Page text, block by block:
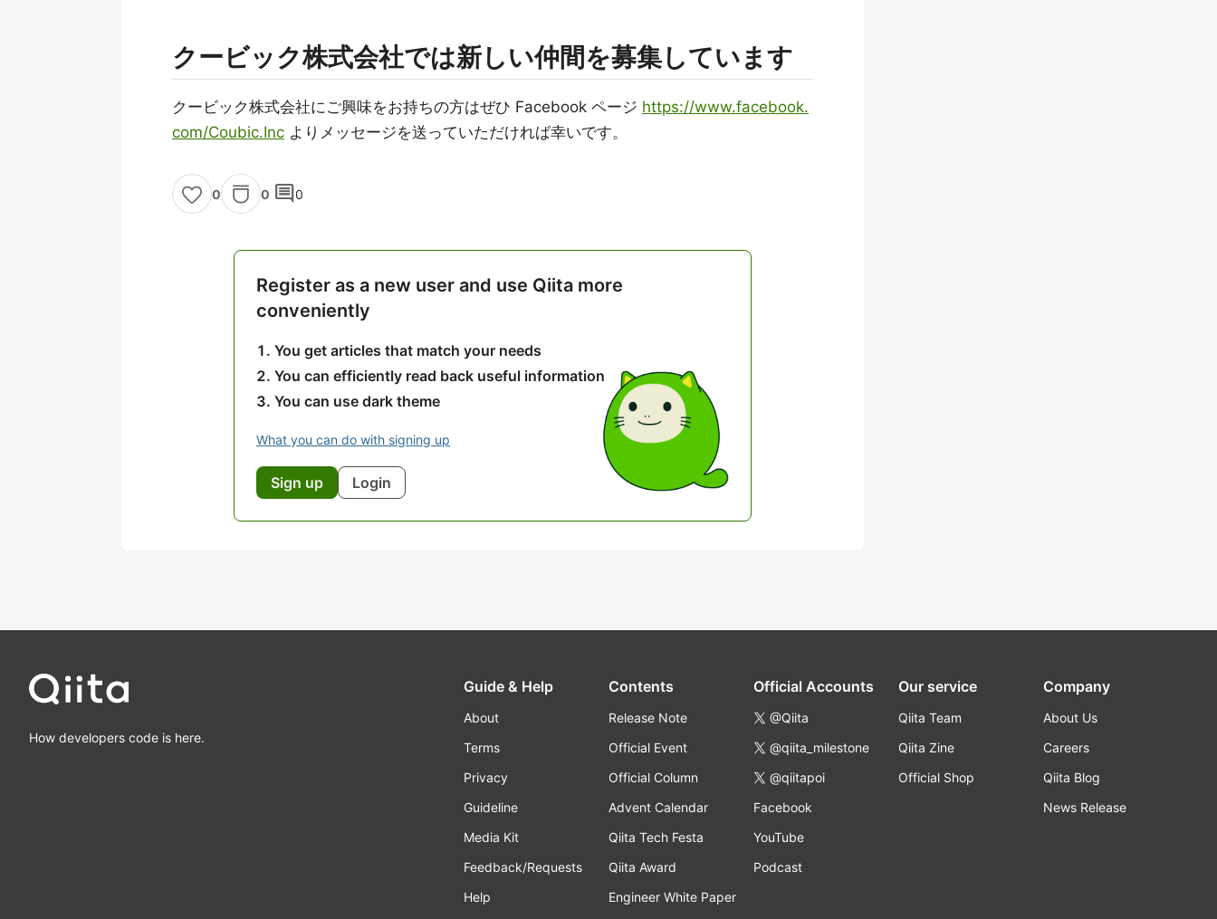
クービック株式会社では新しい仲間を募集しています
クービック株式会社にご興味をお持ちの方はぜひ Facebook ページ https://www.facebook.
com/Coubic.Inc よりメッセージを送っていただければ幸いです。
0 0 comment0
Register as a new user and use Qiita more
conveniently
You get articles that match your needs
You can efficiently read back useful information
You can use dark theme
What you can do with signing up
Sign up Login
How developers code is here.
Guide & Help
About
Terms
Privacy
Guideline
Media Kit
Feedback/Requests
Help
Contents
Release Note
Official Event
Official Column
Advent Calendar
Qiita Tech Festa
Qiita Award
Engineer White Paper
Official Accounts
@Qiita
@qiita_milestone
@qiitapoi
Facebook
YouTube
Podcast
Our service
Qiita Team
Qiita Zine
Official Shop
Company
About Us
Careers
Qiita Blog
News Release